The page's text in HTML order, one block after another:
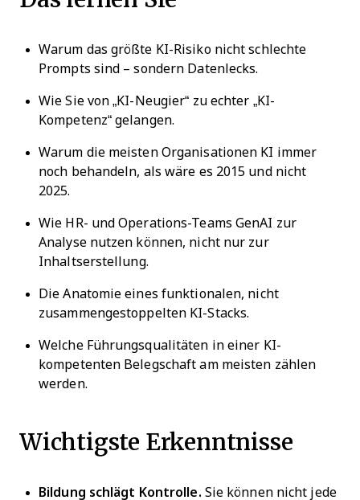
Warum das größte KI-Risiko nicht schlechte
Prompts sind – sondern Datenlecks.
Wie Sie von „KI-Neugier“ zu echter „KI-
Kompetenz“ gelangen.
Warum die meisten Organisationen KI immer
noch behandeln, als wäre es 2015 und nicht
2025.
Wie HR- und Operations-Teams GenAI zur
Analyse nutzen können, nicht nur zur
Inhaltserstellung.
Die Anatomie eines funktionalen, nicht
zusammengestoppelten KI-Stacks.
Welche Führungsqualitäten in einer KI-
kompetenten Belegschaft am meisten zählen
werden.
Wichtigste Erkenntnisse
Bildung schlägt Kontrolle. Sie können nicht jede